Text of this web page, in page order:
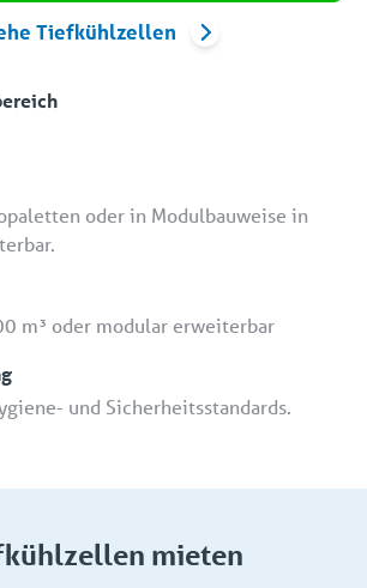
Tiefkühlzellen
oder in Modulbauweise in
m³ oder modular erweiterbar
und Sicherheitsstandards.
mieten